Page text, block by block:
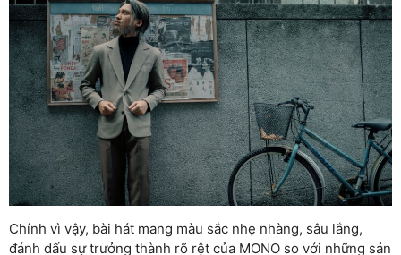
Chính vì vậy, bài hát mang màu sắc nhẹ nhàng, sâu lắng,
đánh dấu sự trưởng thành rõ rệt của MONO so với những sản